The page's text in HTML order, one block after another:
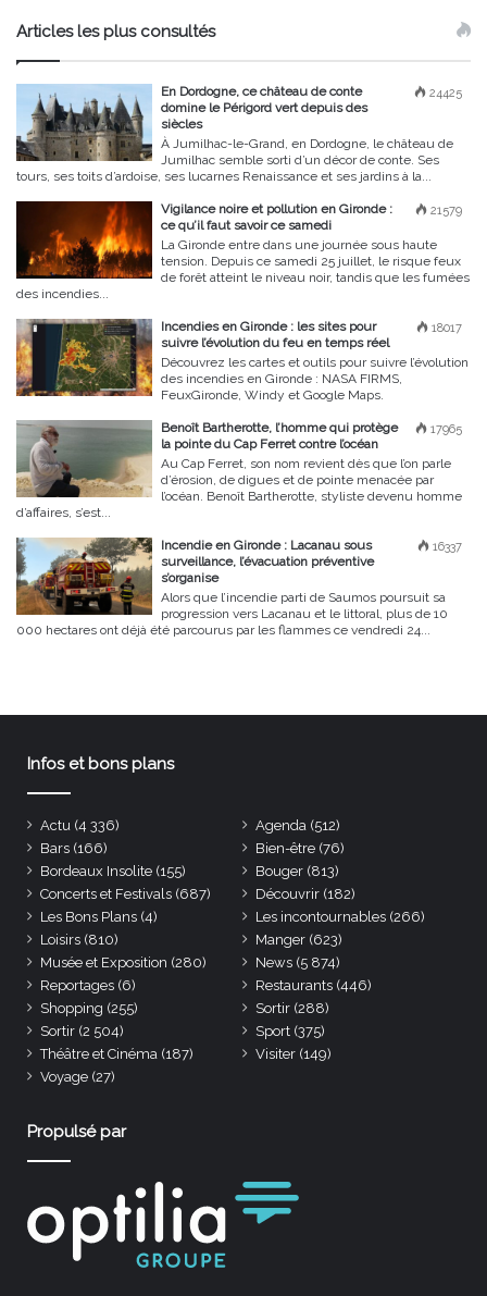
Articles les plus consultés
24425
En Dordogne, ce château de conte
domine le Périgord vert depuis des
siècles
À Jumilhac-le-Grand, en Dordogne, le château de
Jumilhac semble sorti d’un décor de conte. Ses
tours, ses toits d’ardoise, ses lucarnes Renaissance et ses jardins à la...
21579
Vigilance noire et pollution en Gironde :
ce qu’il faut savoir ce samedi
La Gironde entre dans une journée sous haute
tension. Depuis ce samedi 25 juillet, le risque feux
de forêt atteint le niveau noir, tandis que les fumées
des incendies...
18017
Incendies en Gironde : les sites pour
suivre l’évolution du feu en temps réel
Découvrez les cartes et outils pour suivre l’évolution
des incendies en Gironde : NASA FIRMS,
FeuxGironde, Windy et Google Maps.
17965
Benoît Bartherotte, l’homme qui protège
la pointe du Cap Ferret contre l’océan
Au Cap Ferret, son nom revient dès que l’on parle
d’érosion, de digues et de pointe menacée par
l’océan. Benoît Bartherotte, styliste devenu homme
d’affaires, s’est...
16337
Incendie en Gironde : Lacanau sous
surveillance, l’évacuation préventive
s’organise
Alors que l’incendie parti de Saumos poursuit sa
progression vers Lacanau et le littoral, plus de 10
000 hectares ont déjà été parcourus par les flammes ce vendredi 24...
Infos et bons plans
Actu (4 336) Agenda (512)
Bars (166) Bien-être (76)
Bordeaux Insolite (155) Bouger (813)
Concerts et Festivals (687) Découvrir (182)
Les Bons Plans (4) Les incontournables (266)
Loisirs (810) Manger (623)
Musée et Exposition (280) News (5 874)
Reportages (6) Restaurants (446)
Shopping (255) Sortir (288)
Sortir (2 504) Sport (375)
Théâtre et Cinéma (187) Visiter (149)
Voyage (27)
Propulsé par